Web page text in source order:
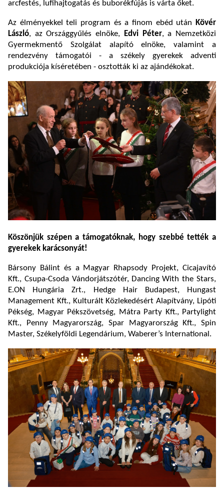
arcfestés, lufihajtogatás és buborékfújás is várta őket.
Az élményekkel teli program és a finom ebéd után
Kövér
László, az Országgyűlés elnöke, Edvi Péter, a Nemzetközi
Gyermekmentő Szolgálat alapító elnöke, valamint a
rendezvény támogatói - a székely gyerekek adventi
produkciója kíséretében - osztották ki az ajándékokat.
Köszönjük szépen a támogatóknak, hogy szebbé tették a
gyerekek karácsonyát!
Bársony Bálint és a Magyar Rhapsody Projekt, Cicajavító
Kft., Csupa-Csoda Vándorjátszótér, Dancing With the Stars,
E.ON Hungária Zrt., Hedge Hair Budapest, Hungast
Management Kft., Kulturált Közlekedésért Alapítvány, Lipóti
Pékség, Magyar Pékszövetség, Mátra Party Kft., Partylight
Kft., Penny Magyarország, Spar Magyarország Kft., Spin
Master, Székelyföldi Legendárium, Waberer’s International.